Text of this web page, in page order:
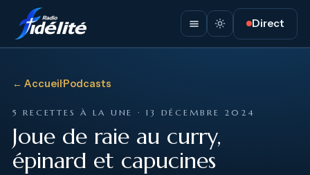
Direct
← Accueil·Podcasts
5 RECETTES À LA UNE · 13 DÉCEMBRE 2024
Joue de raie au curry,
épinard et capucines